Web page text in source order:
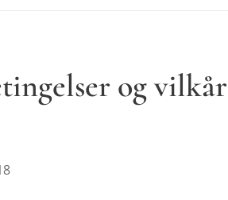
og vilkår